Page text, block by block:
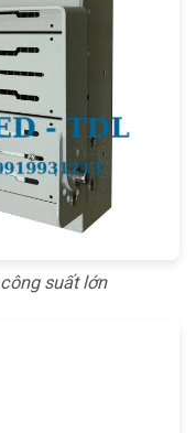
suất lớn